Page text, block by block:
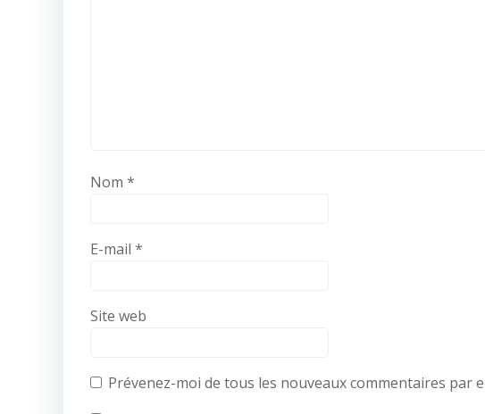
Nom *
E-mail *
Site web
Prévenez-moi de tous les nouveaux commentaires par